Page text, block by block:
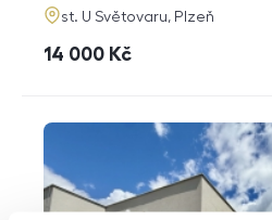
adresa
st. U Světovaru, Plzeň
cena
14 000 Kč